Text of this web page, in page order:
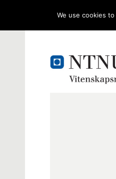
We use cookies